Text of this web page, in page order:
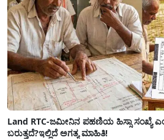
Land RTC-ಜಮೀನಿನ ಪಹಣಿಯ ಹಿಸ್ಸಾ ಸಂಖ್ಯೆ
ಬರುತ್ತದೆ?ಇಲ್ಲಿದೆ ಅಗತ್ಯ ಮಾಹಿತಿ!